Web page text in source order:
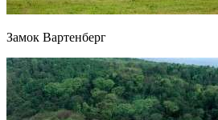
Замок Вартенберг